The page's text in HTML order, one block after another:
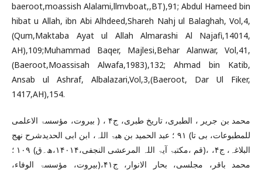
baeroot,moassish Alalami,llmvboat,,BT),91; Abdul Hameed bin
hibat u Allah, ibn Abi Alhdeed,Shareh Nahj ul Balaghah, Vol,4,
(Qum,Maktaba Ayat ul Allah Almarashi Al Najafi,14014,
AH),109;Muhammad Baqer, Majlesi,Behar Alanwar, Vol,41,
(Baeroot,Moassisah Alwafa,1983),132; Ahmad bin Katib,
Ansab ul Ashraf, Albalazari,Vol,3,(Baeroot, Dar Ul Fiker,
1417,AH),154.
محمد بن جریر ، الطبری، تاریخ طبری، ج۴ ، ( بیروت، مؤسسۃ الاعلمی
للمطبوعات، بی تا) ۹۱ ؛ عبد الحمید بن ھبۃ اللہ، ابن ابی الحدیدشرح نھج
البلاغہ، ج۴، ،(قم ،مکتبۃ آیۃ اللہ المرعشی النجفی،۱۴۰۱۴،ھ۔ق) ۱۰۹ ؛
محمد باقر، مجلسی، بحار الانوار، ج۴۱،(بیروت، مؤسسۃ الوفاء،